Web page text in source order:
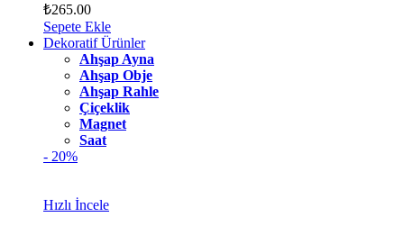
₺265.00
Sepete Ekle
Dekoratif Ürünler
Ahşap Ayna
Ahşap Obje
Ahşap Rahle
Çiçeklik
Magnet
Saat
- 20%
Hızlı İncele